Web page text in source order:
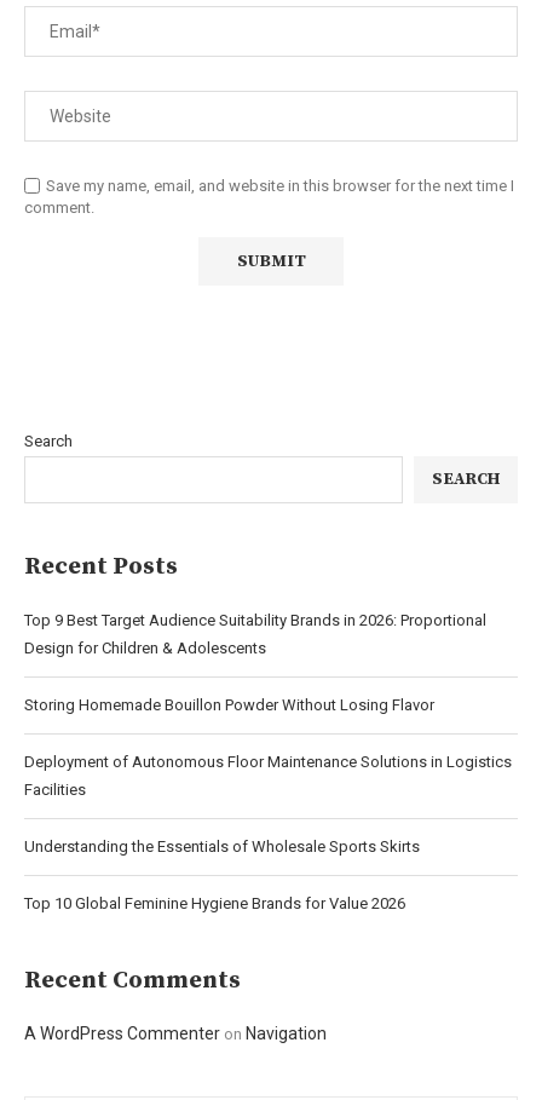
Save my name, email, and website in this browser for the next time I
comment.
Search
SEARCH
Recent Posts
Top 9 Best Target Audience Suitability Brands in 2026: Proportional
Design for Children & Adolescents
Storing Homemade Bouillon Powder Without Losing Flavor
Deployment of Autonomous Floor Maintenance Solutions in Logistics
Facilities
Understanding the Essentials of Wholesale Sports Skirts
Top 10 Global Feminine Hygiene Brands for Value 2026
Recent Comments
A WordPress Commenter on Navigation